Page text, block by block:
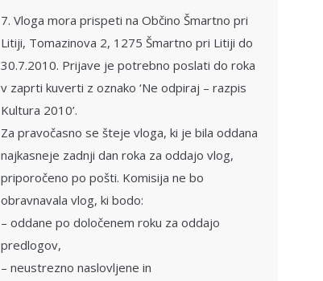
7. Vloga mora prispeti na Občino Šmartno pri
Litiji, Tomazinova 2, 1275 Šmartno pri Litiji do
30.7.2010. Prijave je potrebno poslati do roka
v zaprti kuverti z oznako ‘Ne odpiraj – razpis
Kultura 2010’.
Za pravočasno se šteje vloga, ki je bila oddana
najkasneje zadnji dan roka za oddajo vlog,
priporočeno po pošti. Komisija ne bo
obravnavala vlog, ki bodo:
– oddane po določenem roku za oddajo
predlogov,
– neustrezno naslovljene in